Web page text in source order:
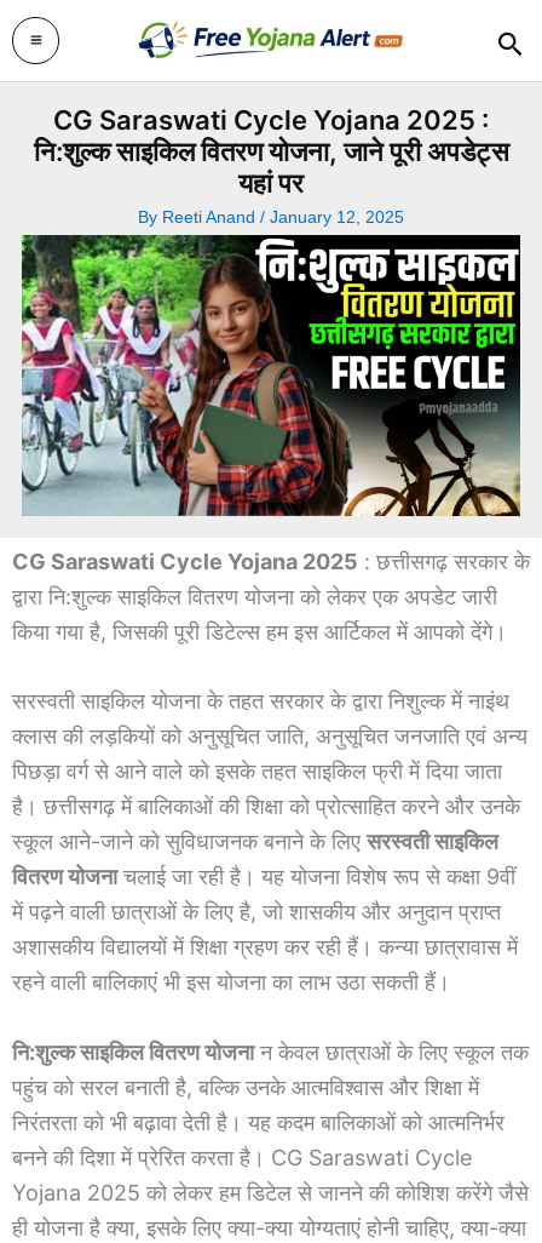
Skip
to
content
CG Saraswati Cycle Yojana 2025 :
नि:शुल्क साइकिल वितरण योजना, जाने पूरी अपडेट्स
यहां पर
By Reeti Anand / January 12, 2025
CG Saraswati Cycle Yojana 2025 : छत्तीसगढ़ सरकार के
द्वारा नि:शुल्क साइकिल वितरण योजना को लेकर एक अपडेट जारी
किया गया है, जिसकी पूरी डिटेल्स हम इस आर्टिकल में आपको देंगे।
सरस्वती साइकिल योजना के तहत सरकार के द्वारा निशुल्क में नाइंथ
क्लास की लड़कियों को अनुसूचित जाति, अनुसूचित जनजाति एवं अन्य
पिछड़ा वर्ग से आने वाले को इसके तहत साइकिल फ्री में दिया जाता
है। छत्तीसगढ़ में बालिकाओं की शिक्षा को प्रोत्साहित करने और उनके
स्कूल आने-जाने को सुविधाजनक बनाने के लिएसरस्वती साइकिल
वितरण योजनाचलाई जा रही है। यह योजना विशेष रूप से कक्षा 9वीं
में पढ़ने वाली छात्राओं के लिए है, जो शासकीय और अनुदान प्राप्त
अशासकीय विद्यालयों में शिक्षा ग्रहण कर रही हैं। कन्या छात्रावास में
रहने वाली बालिकाएं भी इस योजना का लाभ उठा सकती हैं।
नि:शुल्क साइकिल वितरण योजनान केवल छात्राओं के लिए स्कूल तक
पहुंच को सरल बनाती है, बल्कि उनके आत्मविश्वास और शिक्षा में
निरंतरता को भी बढ़ावा देती है। यह कदम बालिकाओं को आत्मनिर्भर
बनने की दिशा में प्रेरित करता है। CG Saraswati Cycle
Yojana 2025 को लेकर हम डिटेल से जानने की कोशिश करेंगे जैसे
ही योजना है क्या, इसके लिए क्या-क्या योग्यताएं होनी चाहिए, क्या-क्या